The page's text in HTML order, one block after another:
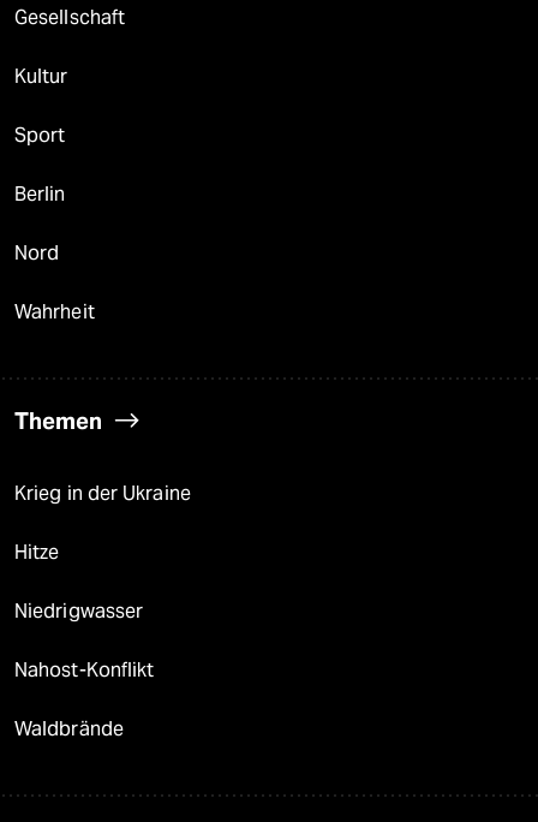
Gesellschaft
Kultur
Sport
Berlin
Nord
Wahrheit
Themen
Krieg in der Ukraine
Hitze
Niedrigwasser
Nahost-Konflikt
Waldbrände